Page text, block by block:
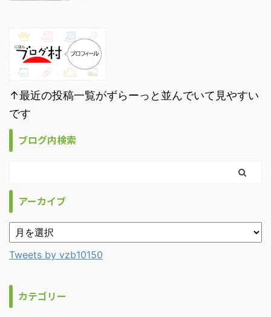
↑最近の投稿一覧がずらーっと並んでいて見やすい
です
ブログ内検索
アーカイブ
Tweets by vzb10150
カテゴリー